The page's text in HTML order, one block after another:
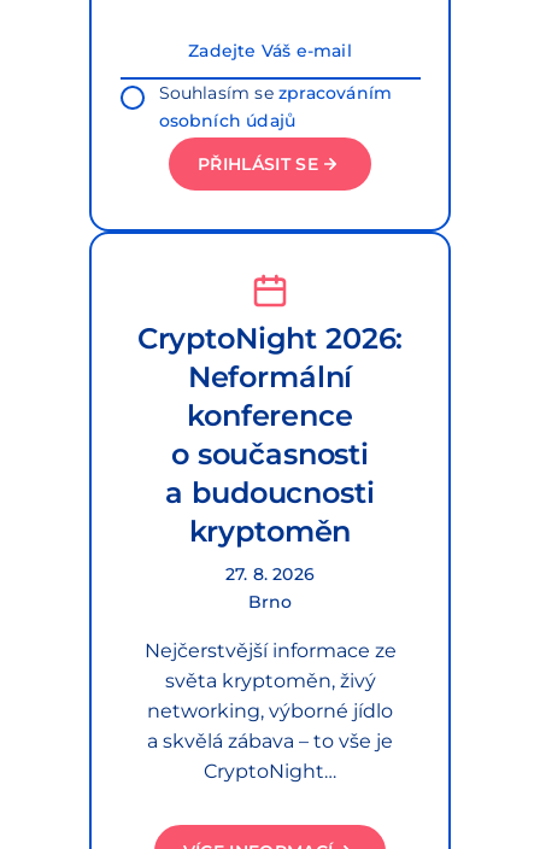
Souhlasím sezpracováním
osobních údajů
PŘIHLÁSIT SE
CryptoNight 2026:
Neformální
konference
o současnosti
a budoucnosti
kryptoměn
27. 8. 2026
Brno
Nejčerstvější informace ze
světa kryptoměn, živý
networking, výborné jídlo
a skvělá zábava – to vše je
CryptoNight…